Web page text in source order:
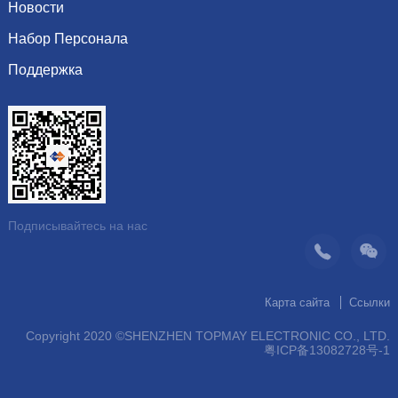
Система
операция
контакт
сопротивление
индуктор Inductor
Почетная грамота
Новости
Показать информацию
Динамика компании
Набор Персонала
Последние вакансии
Поддержка
Скачать каталог
Подписывайтесь на нас
Карта сайта Ссылки
Copyright 2020 ©SHENZHEN TOPMAY ELECTRONIC CO., LTD.
粤ICP备13082728号-1